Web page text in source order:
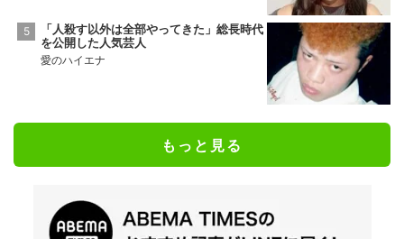
「人殺す以外は全部やってきた」総長時代
を公開した人気芸人
愛のハイエナ
もっと見る